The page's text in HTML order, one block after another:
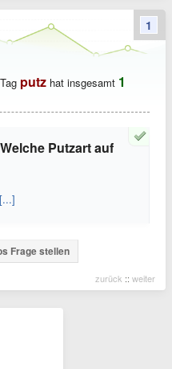
putz hat insgesamt 1
Putzart auf
[...]
Frage stellen
zurück :: weiter
1